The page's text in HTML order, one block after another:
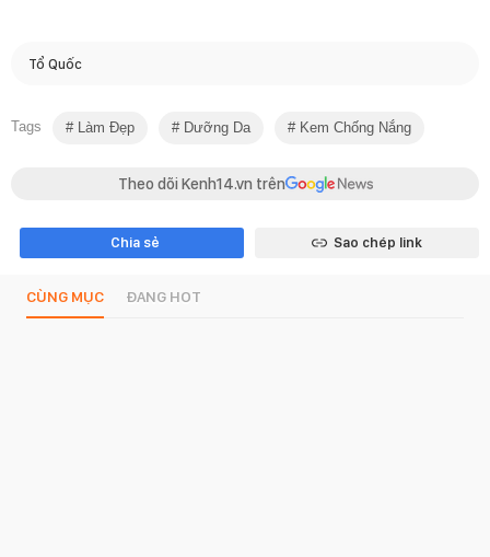
Tổ Quốc
Tags Làm Đẹp Dưỡng Da Kem Chống Nắng
Theo dõi Kenh14.vn trên
Chia sẻ Sao chép link
CÙNG MỤC ĐANG HOT